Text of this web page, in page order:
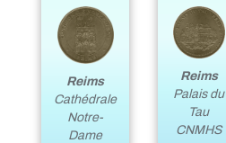
Reims
Cathédrale
Notre-
Dame
Reims
Palais du
Tau
CNMHS